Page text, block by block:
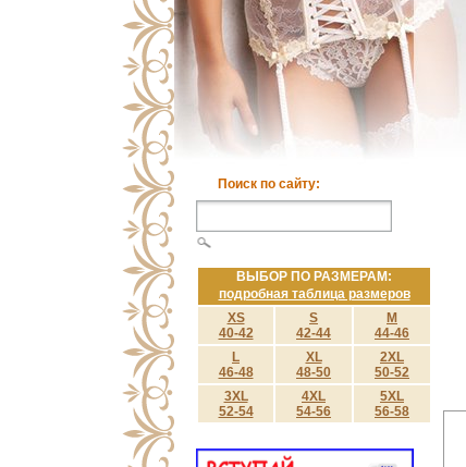
Поиск по сайту:
ВЫБОР ПО РАЗМЕРАМ:
подробная таблица размеров
XS
40-42
S
42-44
M
44-46
L
46-48
XL
48-50
2XL
50-52
3XL
52-54
4XL
54-56
5XL
56-58